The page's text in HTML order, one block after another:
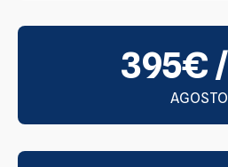
395€
AGOSTO